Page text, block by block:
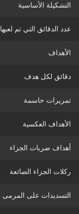
التشكيلة الأساسية
عدد الدقائق التي تم لعبها
الأهداف
دقائق لكل هدف
تمريرات حاسمة
الأهداف العكسية
أهداف ضربات الجزاء
ركلات الجزاء الضائعة
التسديدات على المرمى